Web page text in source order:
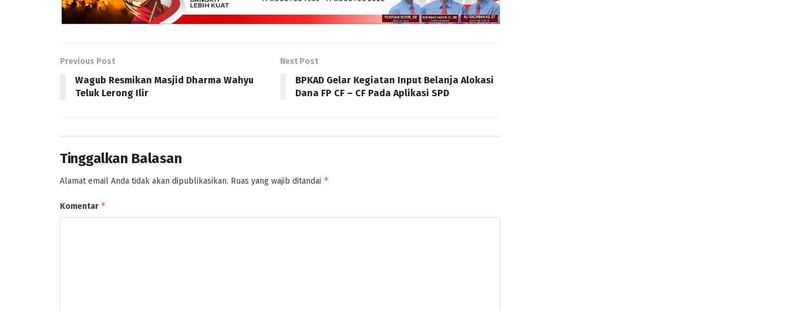
Previous Post
Wagub Resmikan Masjid Dharma Wahyu
Teluk Lerong Ilir
Next Post
BPKAD Gelar Kegiatan Input Belanja Alokasi
Dana FP CF – CF Pada Aplikasi SPD
Tinggalkan Balasan
Alamat email Anda tidak akan dipublikasikan. Ruas yang wajib ditandai *
Komentar *